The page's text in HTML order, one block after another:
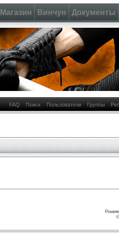
Магазин Винчун Документы
FAQ Поиск Пользователи Группы